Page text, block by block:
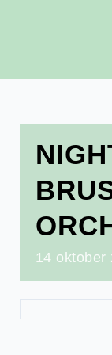
14 oktober